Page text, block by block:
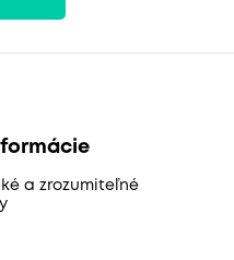
a zrozumiteľné